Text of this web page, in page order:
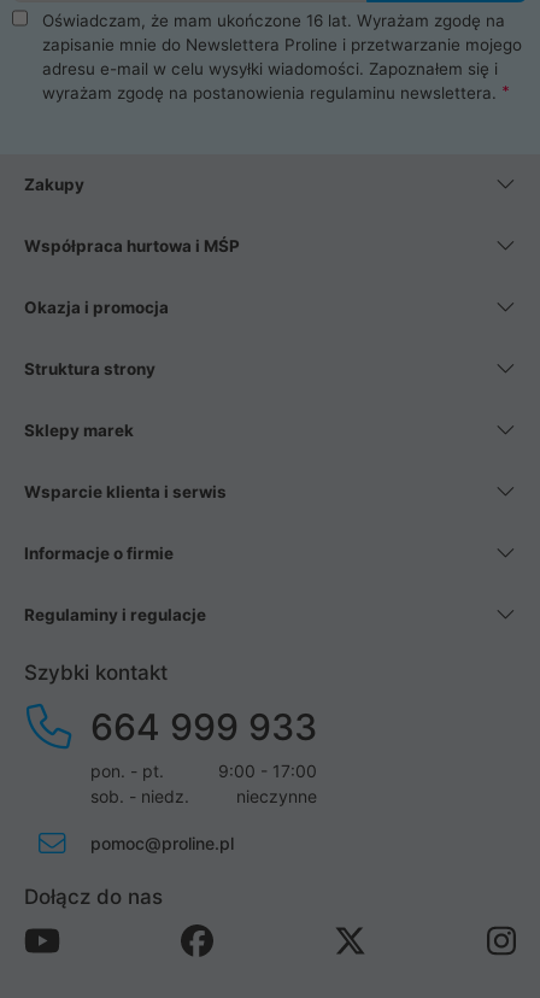
takie jak procesory, karty graficzne, płyty główne, pamięci,
dyski SSD, M.2 oraz HDD. Nasi pracownicy pomogą Ci wybrać
najlepszy zasilacz komputerowy oraz obudowę do komputera.
Poza komputerami mamy również najlepsze na rynku
Smartfony takich producentów jak Xiaomi, Apple, Samsung i
wentylatory. Na koniec mając już to wszystko, możesz
Oświadczam, że mam ukończone 16 lat. Wyrażam zgodę na
zapisanie mnie do Newslettera Proline i przetwarzanie mojego
adresu e-mail w celu wysyłki wiadomości. Zapoznałem się i
wyrażam zgodę na postanowienia regulaminu newslettera.
Zakupy
Współpraca hurtowa i MŚP
Okazja i promocja
Struktura strony
Sklepy marek
Wsparcie klienta i serwis
Informacje o firmie
Regulaminy i regulacje
Szybki kontakt
664 999 933
pon. - pt.
9:00 - 17:00
sob. - niedz.
nieczynne
pomoc@proline.pl
Dołącz do nas